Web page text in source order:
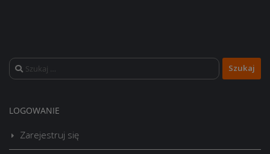
Szukaj:
LOGOWANIE
Zarejestruj się